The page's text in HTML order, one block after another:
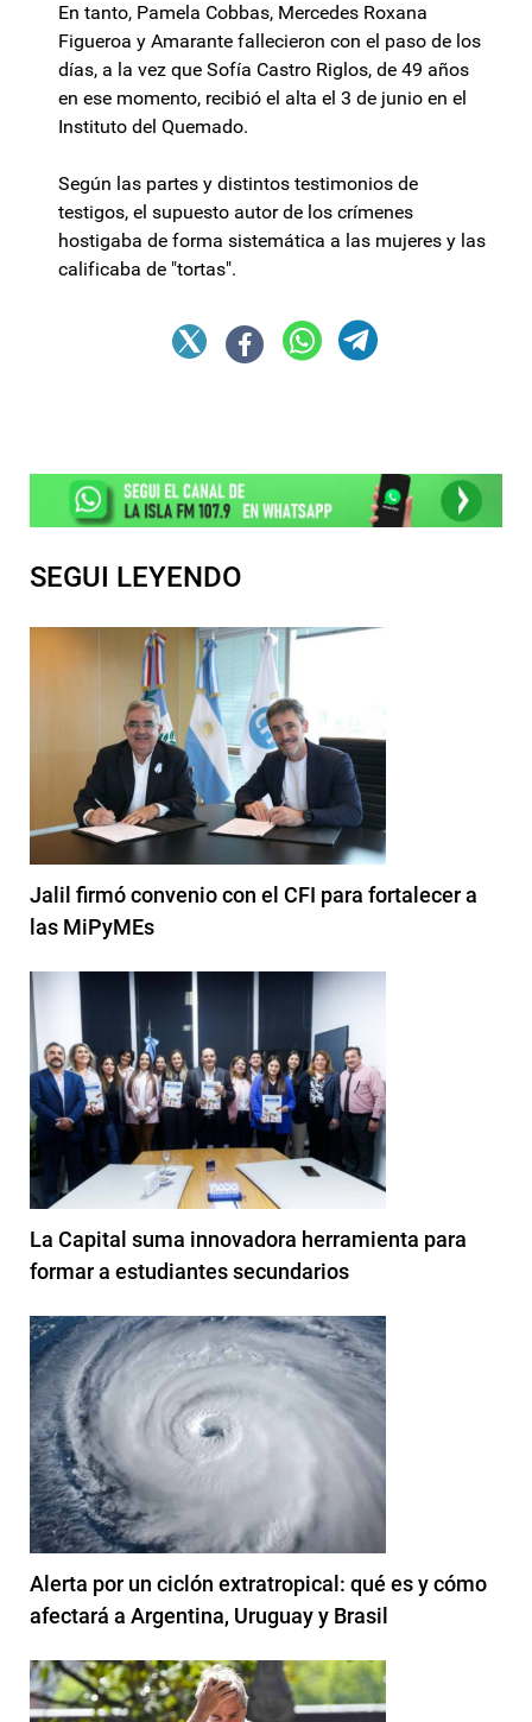
En tanto, Pamela Cobbas, Mercedes Roxana
Figueroa y Amarante fallecieron con el paso de los
días, a la vez que Sofía Castro Riglos, de 49 años
en ese momento, recibió el alta el 3 de junio en el
Instituto del Quemado.
Según las partes y distintos testimonios de
testigos, el supuesto autor de los crímenes
hostigaba de forma sistemática a las mujeres y las
calificaba de "tortas".
SEGUI LEYENDO
Jalil firmó convenio con el CFI para fortalecer a
las MiPyMEs
La Capital suma innovadora herramienta para
formar a estudiantes secundarios
Alerta por un ciclón extratropical: qué es y cómo
afectará a Argentina, Uruguay y Brasil